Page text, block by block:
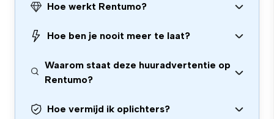
Hoe werkt Rentumo?
Hoe ben je nooit meer te laat?
Waarom staat deze huuradvertentie op
Rentumo?
Hoe vermijd ik oplichters?